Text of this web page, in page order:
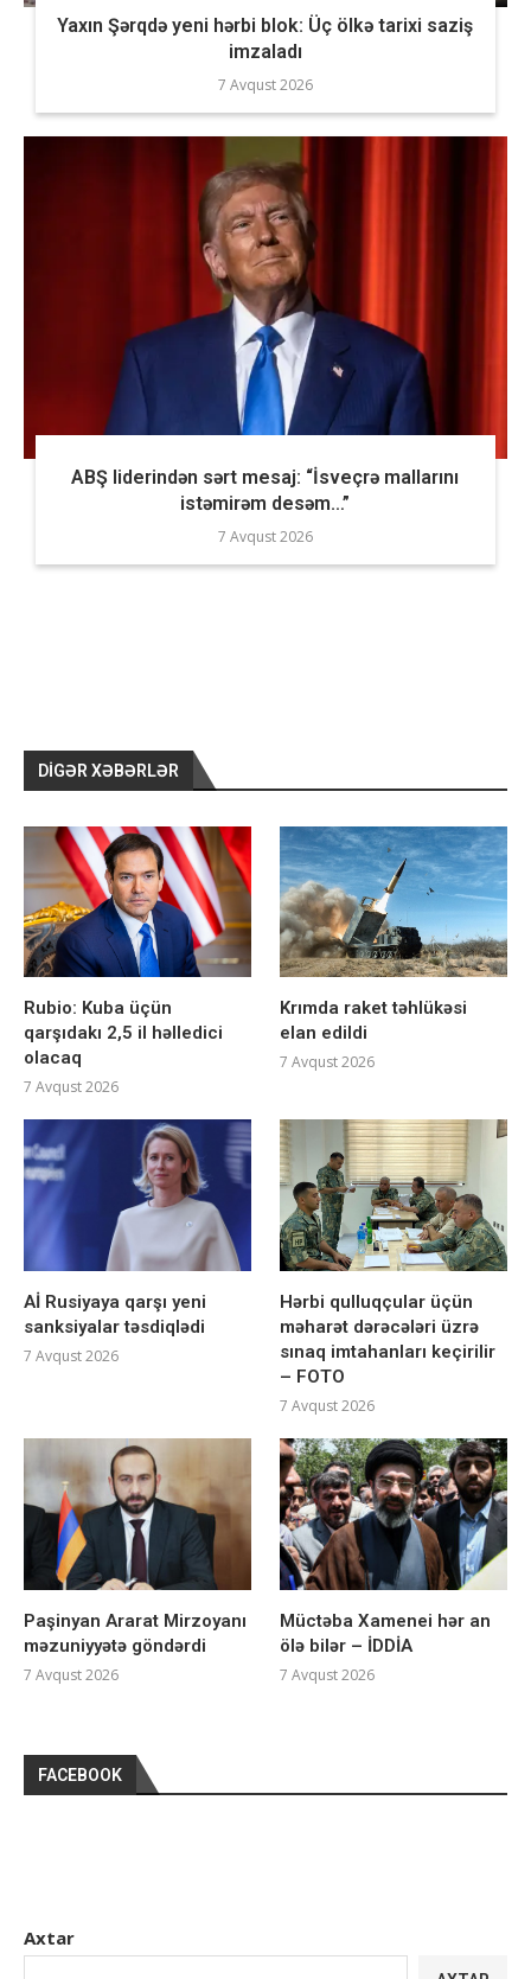
Yaxın Şərqdə yeni hərbi blok: Üç ölkə tarixi saziş
imzaladı
7 Avqust 2026
ABŞ liderindən sərt mesaj: “İsveçrə mallarını
istəmirəm desəm…”
7 Avqust 2026
DIGƏR XƏBƏRLƏR
Rubio: Kuba üçün
qarşıdakı 2,5 il həlledici
olacaq
7 Avqust 2026
Krımda raket təhlükəsi
elan edildi
7 Avqust 2026
Aİ Rusiyaya qarşı yeni
sanksiyalar təsdiqlədi
7 Avqust 2026
Hərbi qulluqçular üçün
məharət dərəcələri üzrə
sınaq imtahanları keçirilir
– FOTO
7 Avqust 2026
Paşinyan Ararat Mirzoyanı
məzuniyyətə göndərdi
7 Avqust 2026
Müctəba Xamenei hər an
ölə bilər – İDDİA
7 Avqust 2026
FACEBOOK
Axtar